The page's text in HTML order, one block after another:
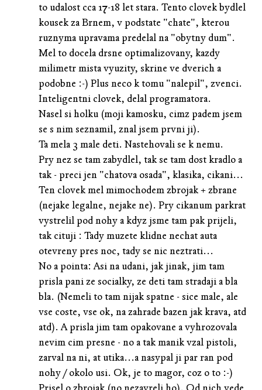
to udalost cca 17-18 let stara. Tento clovek bydlel
kousek za Brnem, v podstate "chate", kterou
ruznyma upravama predelal na "obytny dum".
Mel to docela drsne optimalizovany, kazdy
milimetr mista vyuzity, skrine ve dverich a
podobne :-) Plus neco k tomu "nalepil", zvenci.
Inteligentni clovek, delal programatora.
Nasel si holku (moji kamosku, cimz padem jsem
se s nim seznamil, znal jsem prvni ji).
Ta mela 3 male deti. Nastehovali se k nemu.
Pry nez se tam zabydlel, tak se tam dost kradlo a
tak - preci jen "chatova osada", klasika, cikani...
Ten clovek mel mimochodem zbrojak + zbrane
(nejake legalne, nejake ne). Pry cikanum parkrat
vystrelil pod nohy a kdyz jsme tam pak prijeli,
tak cituji : Tady muzete klidne nechat auta
otevreny pres noc, tady se nic neztrati...
No a pointa: Asi na udani, jak jinak, jim tam
prisla pani ze socialky, ze deti tam stradaji a bla
bla. (Nemeli to tam nijak spatne - sice male, ale
vse coste, vse ok, na zahrade bazen jak krava, atd
atd). A prisla jim tam opakovane a vyhrozovala
nevim cim presne - no a tak manik vzal pistoli,
zarval na ni, at utika...a nasypal ji par ran pod
nohy / okolo usi. Ok, je to magor, coz o to :-)